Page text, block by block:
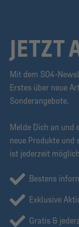
JETZT
Mit dem S04-
Erstes über neue
Sonderangebote.
Melde Dich an
neue Produkte und
ist jederzeit
Bestens
Exklusive
Gratis &